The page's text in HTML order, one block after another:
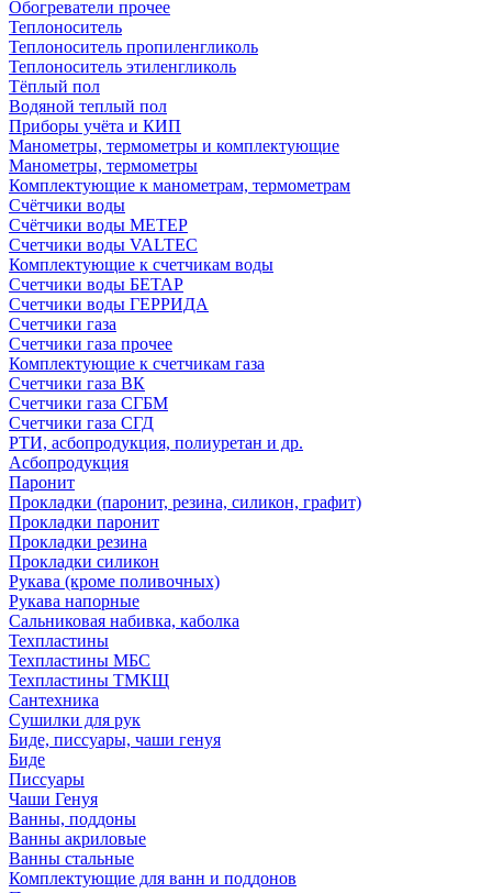
Обогреватели прочее
Теплоноситель
Теплоноситель пропиленгликоль
Теплоноситель этиленгликоль
Тёплый пол
Водяной теплый пол
Приборы учёта и КИП
Манометры, термометры и комплектующие
Манометры, термометры
Комплектующие к манометрам, термометрам
Счётчики воды
Счётчики воды МЕТЕР
Счетчики воды VALTEC
Комплектующие к счетчикам воды
Счетчики воды БЕТАР
Счетчики воды ГЕРРИДА
Счетчики газа
Счетчики газа прочее
Комплектующие к счетчикам газа
Счетчики газа ВК
Счетчики газа СГБМ
Счетчики газа СГД
РТИ, асбопродукция, полиуретан и др.
Асбопродукция
Паронит
Прокладки (паронит, резина, силикон, графит)
Прокладки паронит
Прокладки резина
Прокладки силикон
Рукава (кроме поливочных)
Рукава напорные
Сальниковая набивка, каболка
Техпластины
Техпластины МБС
Техпластины ТМКЩ
Сантехника
Сушилки для рук
Биде, писсуары, чаши генуя
Биде
Писсуары
Чаши Генуя
Ванны, поддоны
Ванны акриловые
Ванны стальные
Комплектующие для ванн и поддонов